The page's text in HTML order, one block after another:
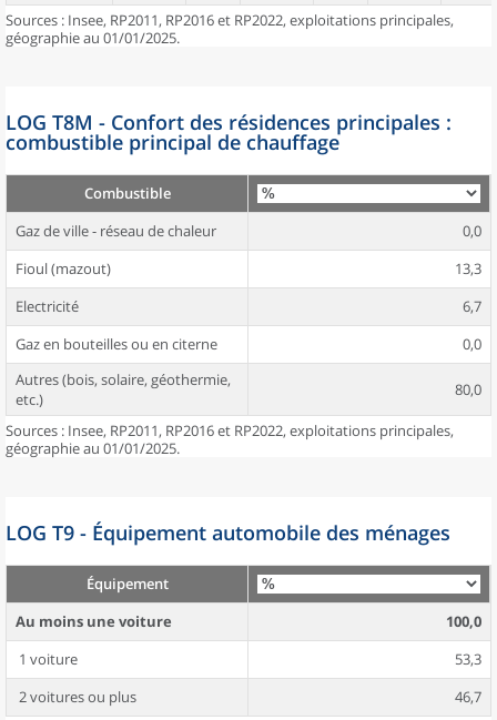
Sources : Insee, RP2011, RP2016 et RP2022, exploitations principales,
géographie au 01/01/2025.
LOG T8M - Confort des résidences principales :
combustible principal de chauffage
Combustible
Gaz de ville - réseau de chaleur
0,0
Fioul (mazout)
13,3
Electricité
6,7
Gaz en bouteilles ou en citerne
0,0
Autres (bois, solaire, géothermie,
etc.)
80,0
Sources : Insee, RP2011, RP2016 et RP2022, exploitations principales,
géographie au 01/01/2025.
LOG T9 - Équipement automobile des ménages
Équipement
Au moins une voiture
100,0
1 voiture
53,3
2 voitures ou plus
46,7